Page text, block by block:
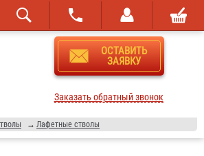
ОСТАВИТЬ
ЗАЯВКУ
Заказать обратный звонок
→ Лафетные стволы